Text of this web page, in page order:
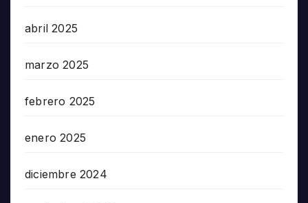
abril 2025
marzo 2025
febrero 2025
enero 2025
diciembre 2024